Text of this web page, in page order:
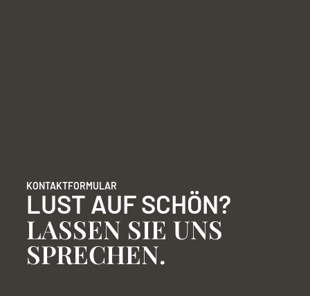
KONTAKTFORMULAR
LUST AUF SCHÖN?
LASSEN SIE UNS
SPRECHEN.